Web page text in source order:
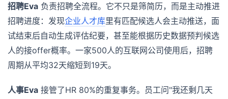
招聘Eva 负责招聘全流程。它不只是筛简历，而是主动推进
招聘进度：发现企业人才库里有匹配候选人会主动推送，面
试结束后自动生成评估纪要，甚至能根据历史数据预判候选
人的接offer概率。一家500人的互联网公司使用后，招聘
周期从平均32天缩短到19天。
人事Eva 接管了HR 80%的重复事务。员工问"我还剩几天